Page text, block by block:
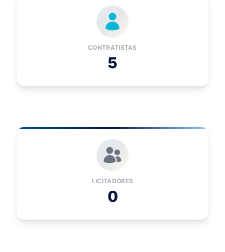
CONTRATISTAS
5
LICITADORES
0